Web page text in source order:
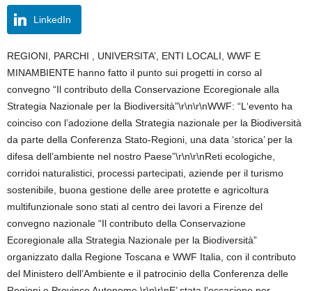
LinkedIn
REGIONI, PARCHI , UNIVERSITA’, ENTI LOCALI, WWF E
MINAMBIENTE hanno fatto il punto sui progetti in corso al
convegno “Il contributo della Conservazione Ecoregionale alla
Strategia Nazionale per la Biodiversità”\r\n\r\nWWF: “L‘evento ha
coinciso con l’adozione della Strategia nazionale per la Biodiversità
da parte della Conferenza Stato-Regioni, una data ‘storica’ per la
difesa dell’ambiente nel nostro Paese”\r\n\r\nReti ecologiche,
corridoi naturalistici, processi partecipati, aziende per il turismo
sostenibile, buona gestione delle aree protette e agricoltura
multifunzionale sono stati al centro dei lavori a Firenze del
convegno nazionale “Il contributo della Conservazione
Ecoregionale alla Strategia Nazionale per la Biodiversità”
organizzato dalla Regione Toscana e WWF Italia, con il contributo
del Ministero dell’Ambiente e il patrocinio della Conferenza delle